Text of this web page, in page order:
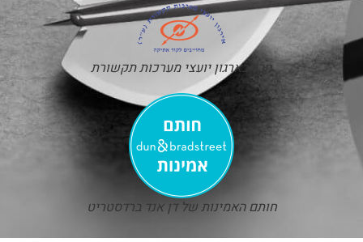
חבר בארגון יועצי מערכות תקשורת
חותם האמינות של דן אנד ברדסטריט